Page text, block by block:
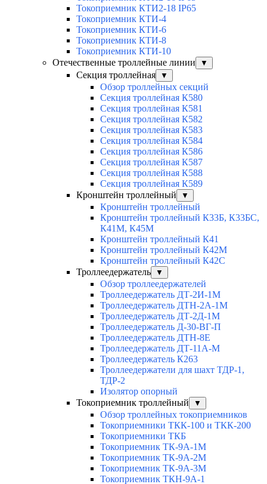
Токоприемник КТИ2-18 IP65
Токоприемник КТИ-4
Токоприемник КТИ-6
Токоприемник КТИ-8
Токоприемник КТИ-10
Отечественные троллейные линии
▼
Секция троллейная ▼
Обзор троллейных секций
Секция троллейная К580
Секция троллейная К581
Секция троллейная К582
Секция троллейная К583
Секция троллейная К584
Секция троллейная К586
Секция троллейная К587
Секция троллейная К588
Секция троллейная К589
Кронштейн троллейный
▼
Кронштейн троллейный
Кронштейн троллейный К33Б, К33БС,
К41М, К45М
Кронштейн троллейный К41
Кронштейн троллейный К42М
Кронштейн троллейный К42С
Троллеедержатель
▼
Обзор троллеедержателей
Троллеедержатель ДТ-2И-1М
Троллеедержатель ДТН-2А-1М
Троллеедержатель ДТ-2Д-1М
Троллеедержатель Д-30-ВГ-П
Троллеедержатель ДТН-8Е
Троллеедержатель ДТ-11А-М
Троллеедержатель К263
Троллеедержатели для шахт ТДР-1,
ТДР-2
Изолятор опорный
Токоприемник троллейный
▼
Обзор троллейных токоприемников
Токоприемники ТКК-100 и ТКК-200
Токоприемники ТКБ
Токоприемник ТК-9А-1М
Токоприемник ТК-9А-2М
Токоприемник ТК-9А-3М
Токоприемник ТКН-9А-1